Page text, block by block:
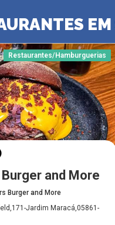
Restaurantes/Hamburguerias
and More
Burger and More
Jardim Maracá,05861-